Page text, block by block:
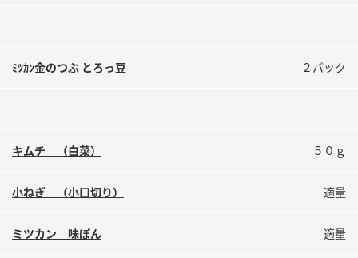
ﾐﾂｶﾝ金のつぶ とろっ豆 ２パック
キムチ （白菜） ５０ｇ
小ねぎ （小口切り） 適量
ミツカン 味ぽん 適量